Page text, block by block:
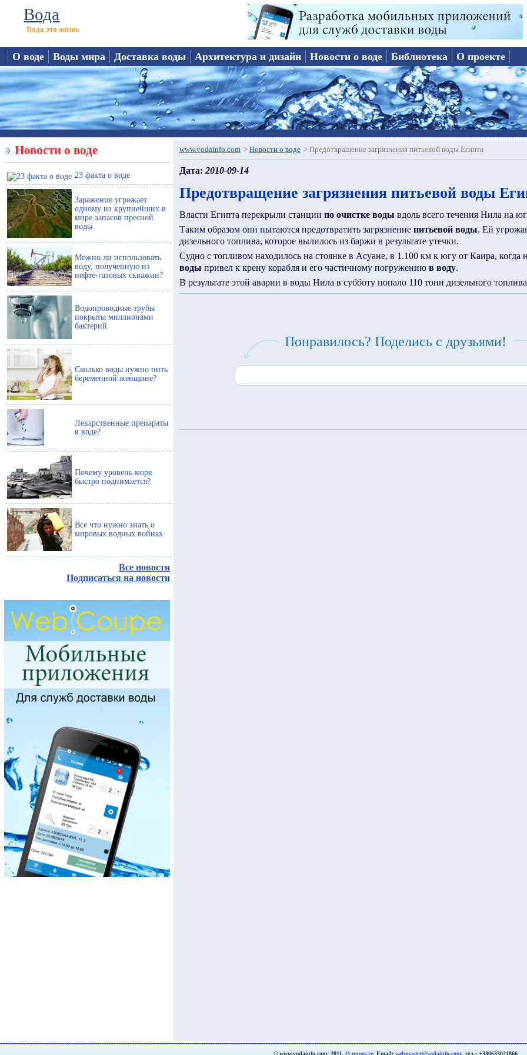
Вода
Вода это жизнь
О воде Воды мира Доставка воды Архитектура и дизайн Новости о воде Библиотека О проекте
Новости о воде
23 факта о воде
Заражение угрожает
одному из крупнейших в
мире запасов пресной
воды
Можно ли использовать
воду, полученную из
нефте-газовых скважин?
Водопроводные трубы
покрыты миллионами
бактерий
Сколько воды нужно пить
беременной женщине?
Лекарственные препараты
в воде?
Почему уровень моря
быстро поднимается?
Все что нужно знать о
мировых водных войнах
Все новости
Подписаться на новости
www.vodainfo.com > Новости о воде > Предотвращение загрязнения питьевой воды Египта
Дата: 2010-09-14
Предотвращение загрязнения питьевой воды
Власти Египта перекрыли станции по очистке воды вдоль всего течения Нила на
Таким образом они пытаются предотвратить загрязнение питьевой воды. Ей
дизельного топлива, которое вылилось из баржи в результате утечки.
Судно с топливом находилось на стоянке в Асуане, в 1.100 км к югу от Каира, когда
воды привел к крену корабля и его частичному погружению в воду.
В результате этой аварии в воды Нила в субботу попало 110 тонн дизельного
Понравилось? Поделись с друзьями!
© www.vodainfo.com, 2011. О проекте. Email: webmaster@vodainfo.com, тел.: +380633021866